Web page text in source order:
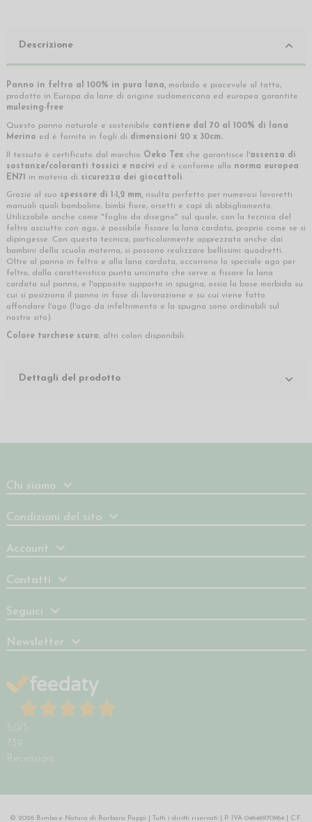
Descrizione
Panno in feltro al 100% in pura lana, morbido e piacevole al tatto,
prodotto in Europa da lane di origine sudamericana ed europea garantite
mulesing-free.
Questo panno naturale e sostenibile contiene dal 70 al 100% di lana
Merino ed è fornito in fogli di dimensioni 20 x 30cm.
Il tessuto è certificato dal marchio Oeko Tex che garantisce l'assenza di
sostanze/coloranti tossici e nocivi ed è conforme alla norma europea
EN71
in materia di sicurezza dei giocattoli.
Grazie al suo spessore di 1-1,2 mm, risulta perfetto per numerosi lavoretti
manuali quali bamboline, bimbi fiore, orsetti e capi di abbigliamento.
Utilizzabile anche come "foglio da disegno" sul quale, con la tecnica del
feltro asciutto con ago, è possibile fissare la lana cardata, proprio come se si
dipingesse. Con questa tecnica, particolarmente apprezzata anche dai
bambini della scuola materna, si possono realizzare bellissimi quadretti.
Oltre al panno in feltro e alla lana cardata, occorrono lo speciale ago per
feltro, dalla caratteristica punta uncinata che serve a fissare la lana
cardata sul panno, e l'apposito supporto in spugna, ossia la base morbida su
cui si posiziona il panno in fase di lavorazione e su cui viene fatto
affondare l'ago (l'ago da infeltrimento e la spugna sono ordinabili sul
nostro sito).
Colore turchese scuro, altri colori disponibili.
Dettagli del prodotto
Chi siamo
Condizioni del sito
Account
Contatti
Seguici
Newsletter
5,0 /5
739
Recensioni
© 2026 Bimbo e Natura di Barbara Pappi | Tutti i diritti riservati | P. IVA 04646970964 | C.F.